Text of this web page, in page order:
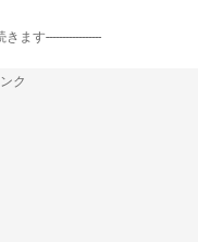
ます-----------------
ク